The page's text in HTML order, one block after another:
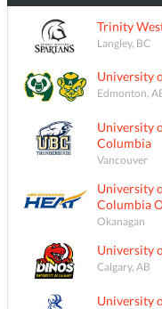
Trinity
Langley, BC
University
Edmonton,
University
Columbia
Vancouver
University
Columbia
Okanagan
University
Calgary, AB
University